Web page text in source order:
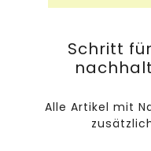
Schritt
Alle Artikel mit